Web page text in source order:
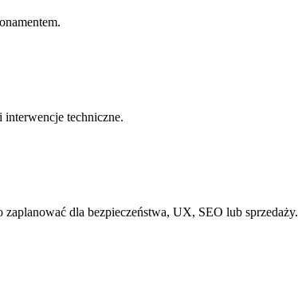
techniczne.
dla bezpieczeństwa, UX, SEO lub sprzedaży.